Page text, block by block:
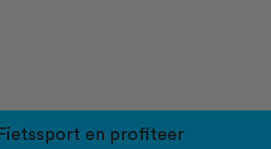
en profiteer